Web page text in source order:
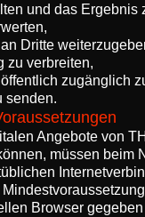
und das Ergebnis
Dritte
zu verbreiten,
zugänglich
senden.
Angebote von
müssen beim
Browser